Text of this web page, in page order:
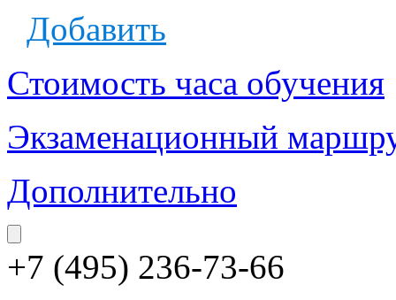
Добавить
Стоимость часа обучения
Экзаменационный
Дополнительно
+7 (495) 236-73-66